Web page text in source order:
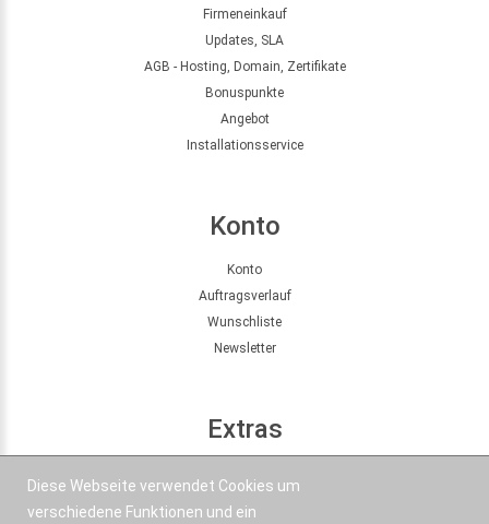
Firmeneinkauf
Updates, SLA
AGB - Hosting, Domain, Zertifikate
Bonuspunkte
Angebot
Installationsservice
Konto
Konto
Auftragsverlauf
Wunschliste
Newsletter
Extras
Diese Webseite verwendet Cookies um
verschiedene Funktionen und ein